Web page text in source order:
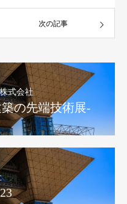
次の記事
式会社
の先端技術展-